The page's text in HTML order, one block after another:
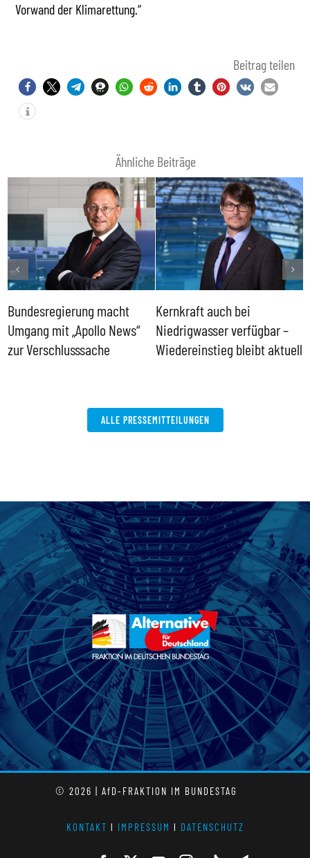
Vorwand der Klimarettung.“
Beitrag teilen
Ähnliche Beiträge
Bundesregierung macht
Umgang mit „Apollo News“
zur Verschlusssache
Kernkraft auch bei
Niedrigwasser verfügbar –
Wiedereinstieg bleibt aktuell
ALLE PRESSEMITTEILUNGEN
© 2026 | AfD-FRAKTION IM BUNDESTAG
KONTAKT l IMPRESSUM l DATENSCHUTZ